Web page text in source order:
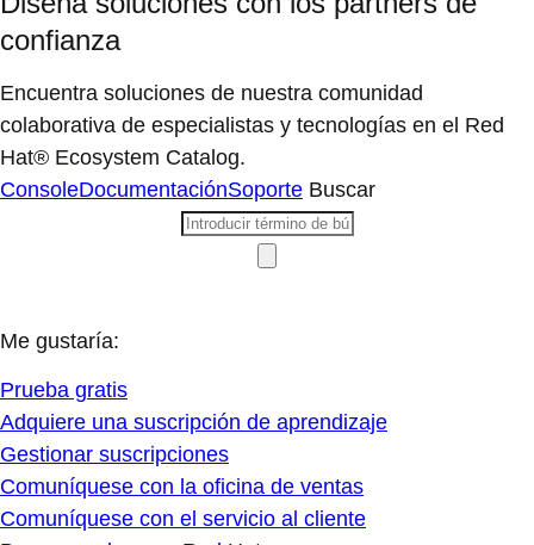
confianza
Encuentra soluciones de nuestra comunidad
colaborativa de especialistas y tecnologías en el Red
Hat® Ecosystem Catalog.
ConsoleDocumentaciónSoporte Buscar
Me gustaría:
Prueba gratis
Adquiere una suscripción de aprendizaje
Gestionar suscripciones
Comuníquese con la oficina de ventas
Comuníquese con el servicio al cliente